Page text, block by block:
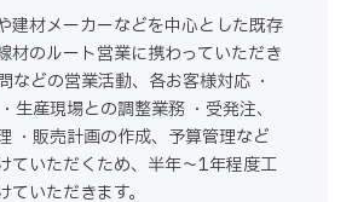
建材メーカーなどを中心とした既存
材のルート営業に携わっていただき
などの営業活動、各お客様対応 ・
生産現場との調整業務 ・受発注、
・販売計画の作成、予算管理など
ていただくため、半年～1年程度工
いただきます。